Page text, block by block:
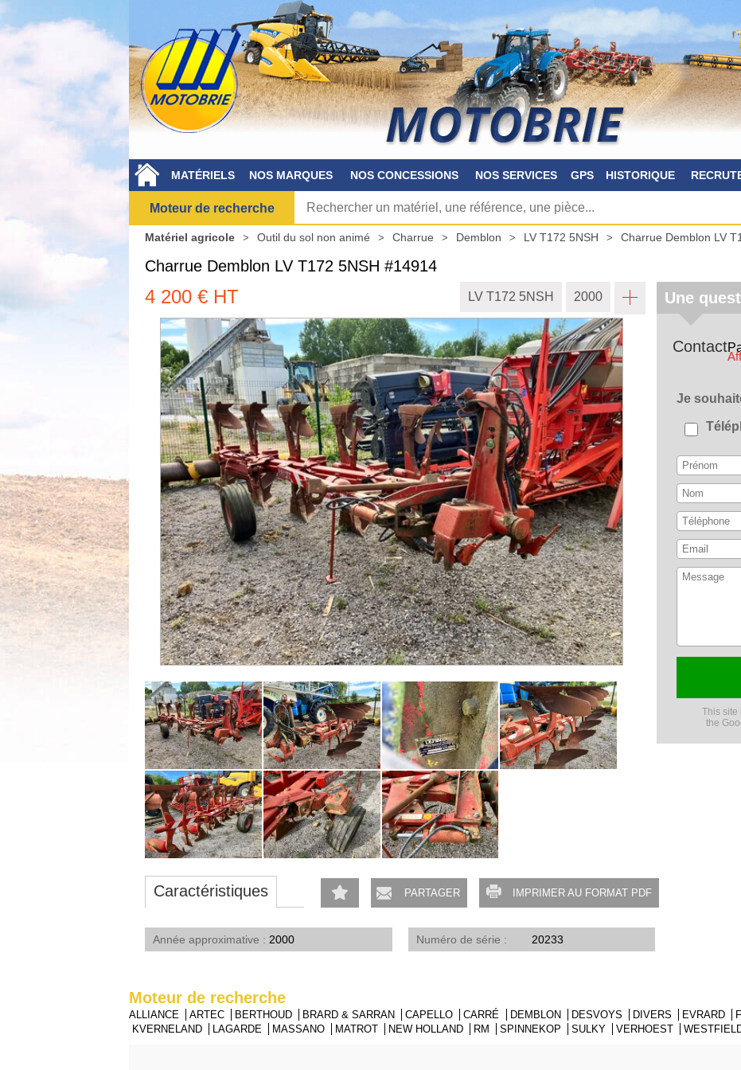
MATÉRIELS NOS MARQUES NOS CONCESSIONS NOS SERVICES GPS HISTORIQUE
Moteur de recherche
Matériel agricole Outil du sol non animé Charrue Demblon LV T172 5NSH Charrue Demblon LV
Charrue Demblon LV T172 5NSH #14914
4 200 € HT LV T172 5NSH 2000
Caractéristiques PARTAGER IMPRIMER AU FORMAT PDF
Année approximative 2000 Numéro de série 20233
Une
Je
This site
the
Contact
Moteur de recherche
ALLIANCE ARTEC BERTHOUD BRARD & SARRAN CAPELLO CARRÉ DEMBLON DESVOYS DIVERS EVRARD
KVERNELAND
LAGARDE MASSANO MATROT NEW HOLLAND RM SPINNEKOP SULKY VERHOEST